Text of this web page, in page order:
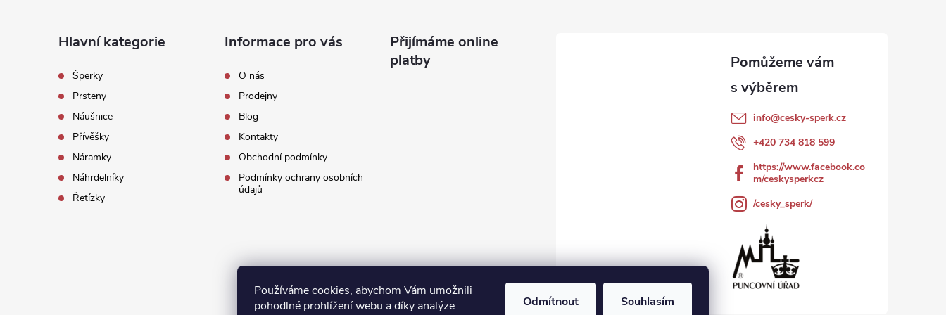
Používáme cookies, abychom Vám umožnili
pohodlné prohlížení webu a díky analýze
Odmítnout Souhlasím
Hlavní kategorie
Šperky
Prsteny
Náušnice
Přívěšky
Náramky
Náhrdelníky
Řetízky
Informace pro vás
O nás
Prodejny
Blog
Kontakty
Obchodní podmínky
Podmínky ochrany osobních
údajů
Přijímáme online
platby
info@cesky-sperk.cz
+420 734 818 599
https://www.facebook.co
m/ceskysperkcz
/cesky_sperk/